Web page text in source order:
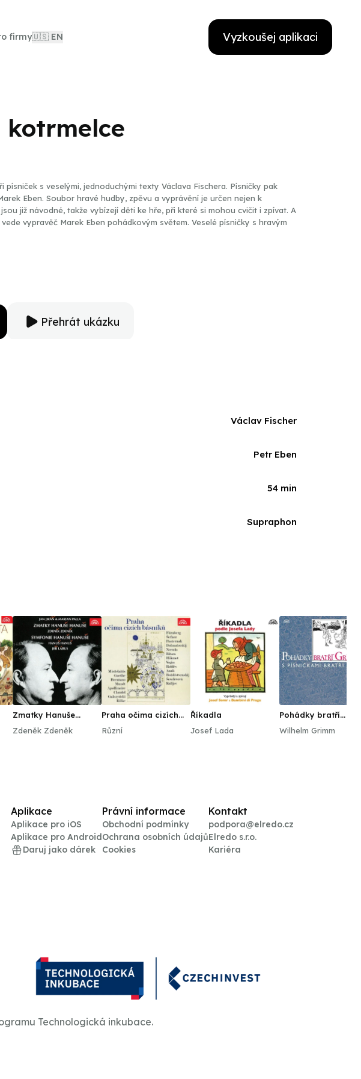
firmy🇺🇸 EN Vyzkoušej aplikaci
kotrmelce
písniček s veselými, jednoduchými texty Václava Fischera. Písničky pak
Eben. Soubor hravé hudby, zpěvu a vyprávění je určen nejen k
již návodné, takže vybízejí děti ke hře, při které si mohou cvičit i zpívat. A
Marek Eben pohádkovým světem. Veselé písničky s hravým
Přehrát ukázku
Václav Fischer
Petr Eben
54 min
Supraphon
Zmatky Hanuše
Zdeněk Zdeněk
Praha očima cizích
Různí
Říkadla
Josef Lada
Pohádky bratří
bratří Ebenů/
Wilhelm Grimm
Aplikace
Aplikace pro iOS
Aplikace pro Android
Daruj jako dárek
Právní informace
Obchodní podmínky
Ochrana osobních údajů
Cookies
Kontakt
podpora@elredo.cz
Elredo s.r.o.
Kariéra
Technologická inkubace.